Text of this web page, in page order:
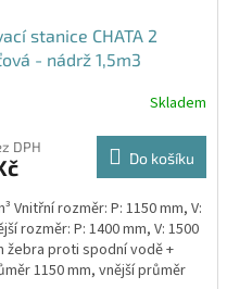
stanice CHATA 2
- nádrž 1,5m3
Skladem
DPH
Do košíku
Vnitřní rozměr: P: 1150 mm, V:
rozměr: P: 1400 mm, V: 1500
žebra proti spodní vodě +
1150 mm, vnější průměr